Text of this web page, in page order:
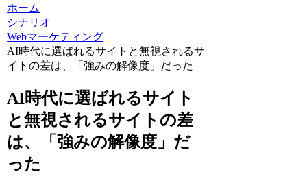
ホーム
シナリオ
Webマーケティング
AI時代に選ばれるサイトと無視されるサ
イトの差は、「強みの解像度」だった
AI時代に選ばれるサイト
と無視されるサイトの差
は、「強みの解像度」だ
った